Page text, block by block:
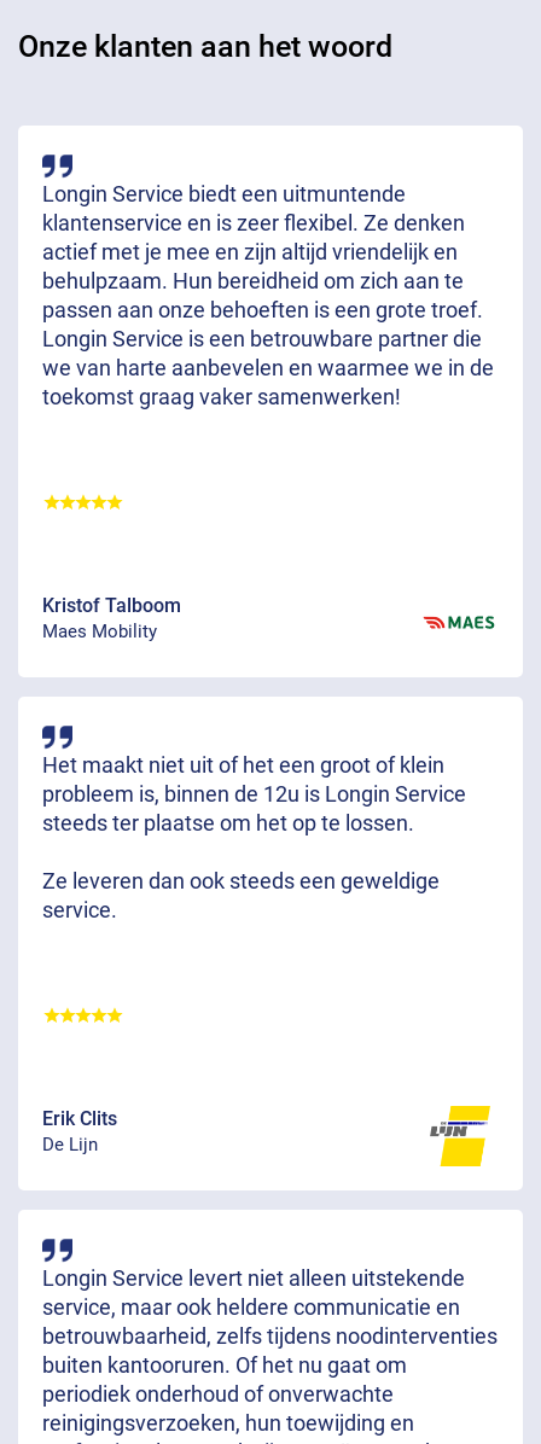
Onze klanten aan het woord
Longin Service biedt een uitmuntende
klantenservice en is zeer flexibel. Ze denken
actief met je mee en zijn altijd vriendelijk en
behulpzaam. Hun bereidheid om zich aan te
passen aan onze behoeften is een grote troef.
Longin Service is een betrouwbare partner die
we van harte aanbevelen en waarmee we in de
toekomst graag vaker samenwerken!
Kristof Talboom
Maes Mobility
Het maakt niet uit of het een groot of klein
probleem is, binnen de 12u is Longin Service
steeds ter plaatse om het op te lossen.
Ze leveren dan ook steeds een geweldige
service.
Erik Clits
De Lijn
Longin Service levert niet alleen uitstekende
service, maar ook heldere communicatie en
betrouwbaarheid, zelfs tijdens noodinterventies
buiten kantooruren. Of het nu gaat om
periodiek onderhoud of onverwachte
reinigingsverzoeken, hun toewijding en